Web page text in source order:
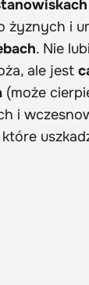
żyznych i
. Nie
ale jest
(może
i
które